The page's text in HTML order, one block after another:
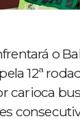
o
12ª
carioca